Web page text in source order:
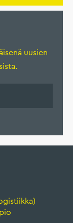
uusien